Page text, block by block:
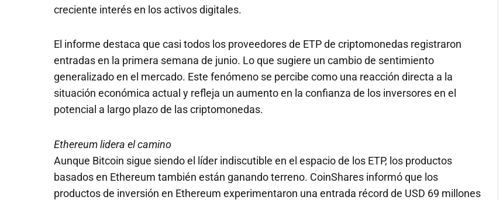
creciente interés en los activos digitales.
El informe destaca que casi todos los proveedores de ETP de criptomonedas registraron
entradas en la primera semana de junio. Lo que sugiere un cambio de sentimiento
generalizado en el mercado. Este fenómeno se percibe como una reacción directa a la
situación económica actual y refleja un aumento en la confianza de los inversores en el
potencial a largo plazo de las criptomonedas.
Ethereum lidera el camino
Aunque Bitcoin sigue siendo el líder indiscutible en el espacio de los ETP, los productos
basados en Ethereum también están ganando terreno. CoinShares informó que los
productos de inversión en Ethereum experimentaron una entrada récord de USD 69 millones